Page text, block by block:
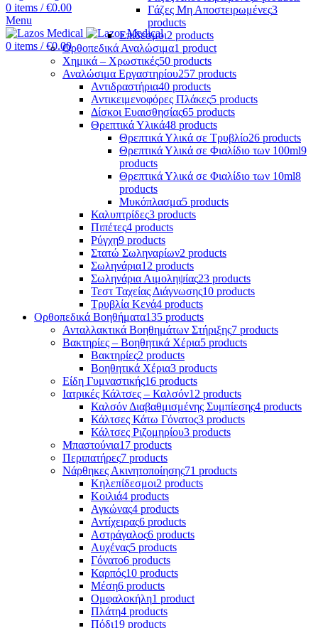
0 items / €0.00
Menu
0 items / €0.00
Γάζες Μη Αποστειρωμένες3
products
Επίδεσμοι2 products
Ορθοπεδικά Αναλώσιμα1 product
Χημικά – Χρωστικές50 products
Αναλώσιμα Εργαστηρίου257 products
Αντιδραστήρια40 products
Αντικειμενοφόρες Πλάκες5 products
Δίσκοι Ευαισθησίας65 products
Θρεπτικά Υλικά48 products
Θρεπτικά Υλικά σε Τρυβλίο26 products
Θρεπτικά Υλικά σε Φιαλίδιο των 100ml9
products
Θρεπτικά Υλικά σε Φιαλίδιο των 10ml8
products
Μυκόπλασμα5 products
Καλυπτρίδες3 products
Πιπέτες4 products
Ρύγχη9 products
Στατώ Σωληναρίων2 products
Σωληνάρια12 products
Σωληνάρια Αιμοληψίας23 products
Τεστ Ταχείας Διάγνωσης10 products
Τρυβλία Κενά4 products
Ορθοπεδικά Βοηθήματα135 products
Ανταλλακτικά Βοηθημάτων Στήριξης7 products
Βακτηρίες – Βοηθητικά Χέρια5 products
Βακτηρίες2 products
Βοηθητικά Χέρια3 products
Είδη Γυμναστικής16 products
Ιατρικές Κάλτσες – Καλσόν12 products
Καλσόν Διαβαθμισμένης Συμπίεσης4 products
Κάλτσες Κάτω Γόνατος3 products
Κάλτσες Ριζομηρίου3 products
Μπαστούνια17 products
Περιπατήρες7 products
Νάρθηκες Ακινητοποίησης71 products
Κηλεπίδεσμοι2 products
Κοιλιά4 products
Αγκώνας4 products
Αντίχειρας6 products
Αστράγαλος6 products
Αυχένας5 products
Γόνατο6 products
Καρπός10 products
Μέση6 products
Ομφαλοκήλη1 product
Πλάτη4 products
Πόδι19 products